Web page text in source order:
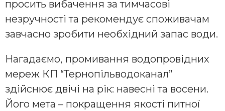
просить вибачення за тимчасові
незручності та рекомендує споживачам
завчасно зробити необхідний запас води.
Нагадаємо, промивання водопровідних
мереж КП “Тернопільводоканал”
здійснює двічі на рік: навесні та восени.
Його мета – покращення якості питної